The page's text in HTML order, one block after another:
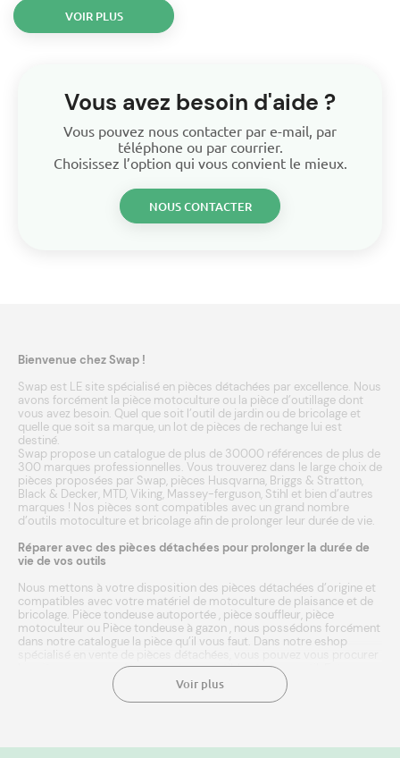
VOIR PLUS
Vous avez besoin d'aide ?
Vous pouvez nous contacter par e-mail, par
téléphone ou par courrier.
Choisissez l’option qui vous convient le mieux.
NOUS CONTACTER
Bienvenue chez Swap !
Swap est LE site spécialisé en pièces détachées par excellence. Nous
avons forcément la pièce motoculture ou la pièce d’outillage dont
vous avez besoin. Quel que soit l’outil de jardin ou de bricolage et
quelle que soit sa marque, un lot de pièces de rechange lui est
destiné.
Swap propose un catalogue de plus de 30000 références de plus de
300 marques professionnelles. Vous trouverez dans le large choix de
pièces proposées par Swap, pièces Husqvarna, Briggs & Stratton,
Black & Decker, MTD,Viking, Massey-ferguson, Stihl et bien d’autres
marques ! Nos pièces sont compatibles avec un grand nombre
d’outils motoculture et bricolage afin de prolonger leur durée de vie.
Réparer avec des pièces détachées pour prolonger la durée de
vie de vos outils
Nous mettons à votre disposition des pièces détachées d’origine et
compatibles avec votre matériel de motoculture de plaisance et de
bricolage. Pièce tondeuse autoportée , pièce souffleur, pièce
motoculteur ou Pièce tondeuse à gazon , nous possédons forcément
dans notre catalogue la pièce qu’il vous faut. Dans notre eshop
spécialisé en vente de pièces détachées, vous pouvez vous procurer
les pièces neuves adéquates et compatibles à votre outil. Entrez
simplement la marque ou référence de votre matériel agricole, et
laissez notre moteur de recherche faire le reste ! Une fois
le droit de vous tromper. Vous avez sélectionné une pièce pour
Voir plus